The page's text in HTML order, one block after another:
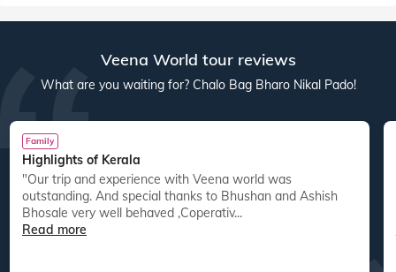
Veena World tour reviews
What are you waiting for? Chalo Bag Bharo Nikal Pado!
Family
Highlights of Kerala
"Our trip and experience with Veena world was
outstanding. And special thanks to Bhushan and Ashish
Bhosale very well behaved ,Coperativ...
Read more